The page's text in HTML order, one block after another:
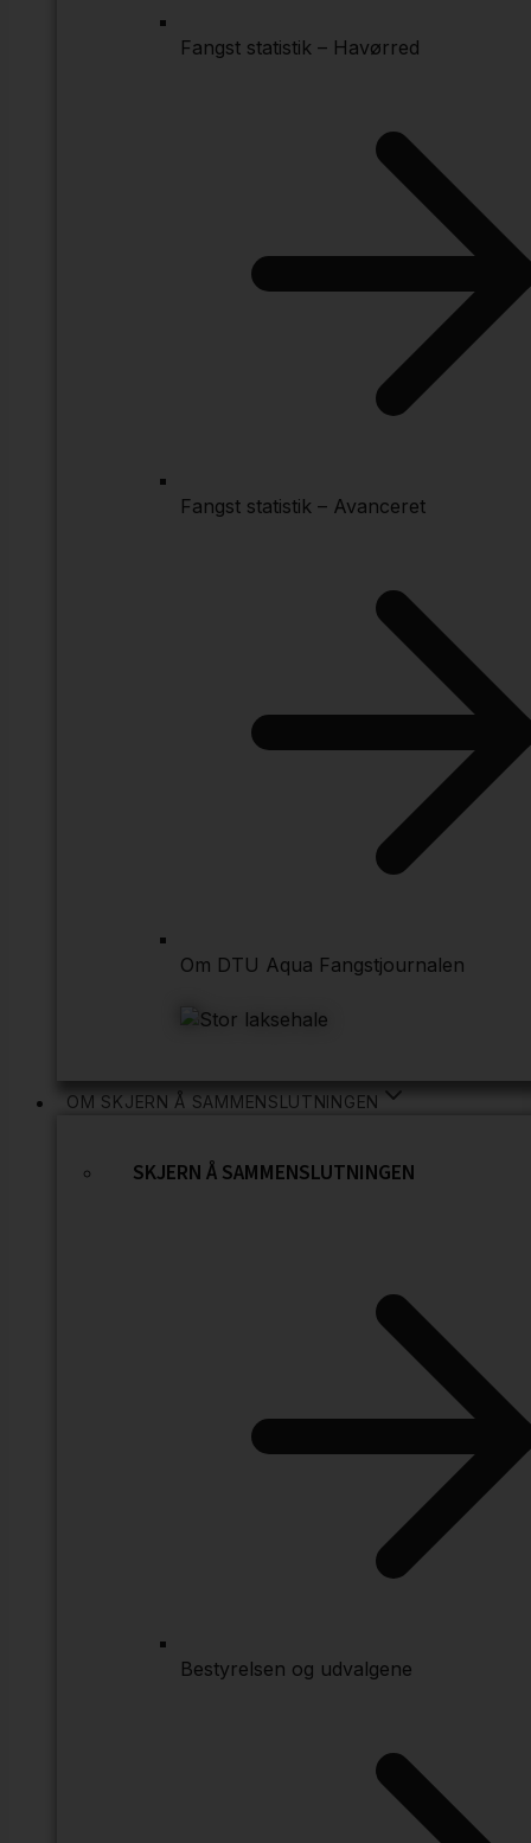
Fangst statistik – Havørred
Fangst statistik – Avanceret
Om DTU Aqua Fangstjournalen
OM SKJERN Å SAMMENSLUTNINGEN
SKJERN Å SAMMENSLUTNINGEN
Bestyrelsen og udvalgene